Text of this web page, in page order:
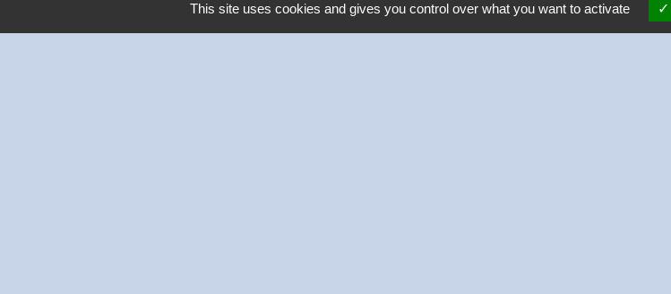
This site uses cookies and gives you control over what you want to activate